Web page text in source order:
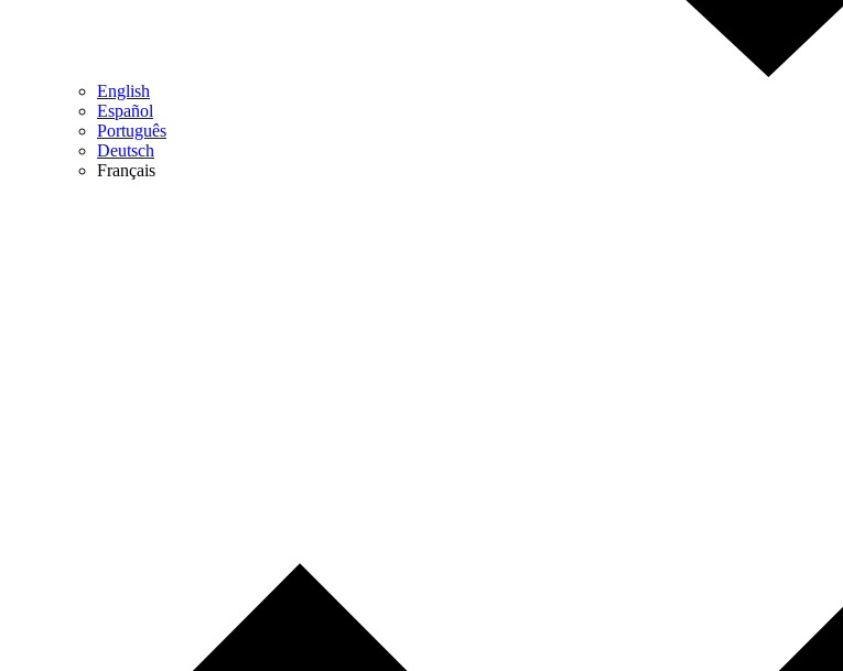
English
Español
Português
Deutsch
Français